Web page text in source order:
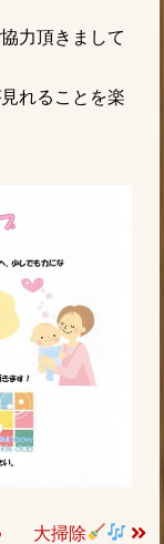
力頂きまして
れることを楽
大掃除